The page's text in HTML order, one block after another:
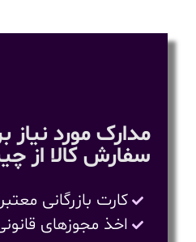
مدارک مورد نیاز
سفارش کالا از
کارت بازرگانی معتبر
اخذ مجوزهای